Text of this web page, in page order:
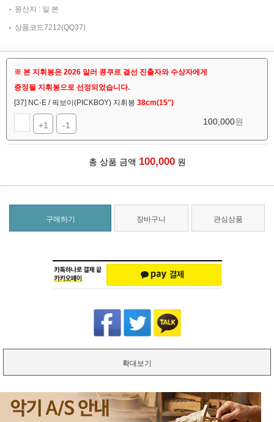
원산지 : 일 본
상품코드7212(QQ37)
※ 본 지휘봉은 2026 말러 콩쿠르 결선 진출자와 수상자에게
증정될 지휘봉으로 선정되었습니다.
[37] NC-E / 픽보이(PICKBOY) 지휘봉 38cm(15")
+1 -1 100,000원
총 상품 금액 100,000 원
구매하기 장바구니 관심상품
확대보기